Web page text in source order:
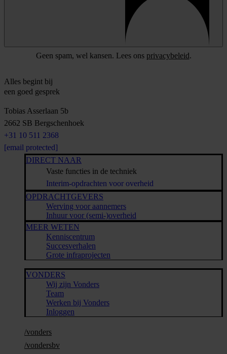
Geen spam, wel kansen. Lees ons privacybeleid.
Alles begint bij
een goed gesprek
Tobias Asserlaan 5b
2662 SB Bergschenhoek
+31 10 511 2368
[email protected]
DIRECT NAAR
Vaste functies in de techniek
Interim-opdrachten voor overheid
OPDRACHTGEVERS
Werving voor aannemers
Inhuur voor (semi-)overheid
MEER WETEN
Kenniscentrum
Succesverhalen
Grote infraprojecten
VONDERS
Wij zijn Vonders
Team
Werken bij Vonders
Inloggen
/vonders
/vondersbv